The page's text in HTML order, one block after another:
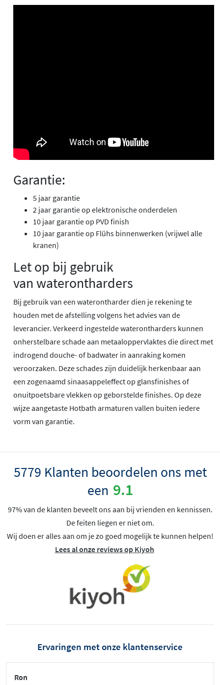
Garantie:
5 jaar garantie
2 jaar garantie op elektronische onderdelen
10 jaar garantie op PVD finish
10 jaar garantie op Flühs binnenwerken (vrijwel alle
kranen)
Let op bij gebruik
van waterontharders
Bij gebruik van een waterontharder dien je rekening te
houden met de afstelling volgens het advies van de
leverancier. Verkeerd ingestelde waterontharders kunnen
onherstelbare schade aan metaaloppervlaktes die direct met
indrogend douche- of badwater in aanraking komen
veroorzaken. Deze schades zijn duidelijk herkenbaar aan
een zogenaamd sinaasappeleffect op glansfinishes of
onuitpoetsbare vlekken op geborstelde finishes. Op deze
wijze aangetaste Hotbath armaturen vallen buiten iedere
vorm van garantie.
5779 Klanten beoordelen ons met
een 9.1
97% van de klanten beveelt ons aan bij vrienden en kennissen.
De feiten liegen er niet om.
Wij doen er alles aan om je zo goed mogelijk te kunnen helpen!
Lees al onze reviews op Kiyoh
Ervaringen met onze klantenservice
Ron